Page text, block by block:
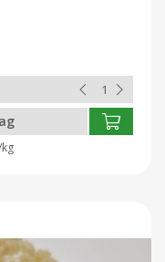
Felhasználható
például sajtos